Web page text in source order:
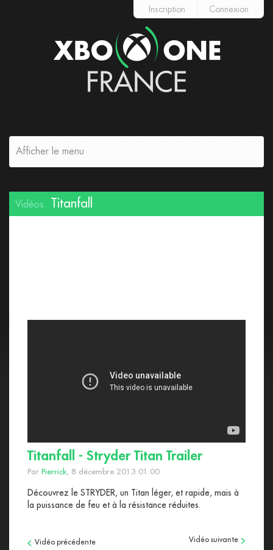
Inscription Connexion
Afficher le menu
Vidéos Titanfall
Titanfall - Stryder Titan Trailer
Par Pierrick, 8 décembre 2013 01:00
Découvrez le STRYDER, un Titan léger, et rapide, mais à
la puissance de feu et à la résistance réduites.
Vidéo suivante
Vidéo précédente